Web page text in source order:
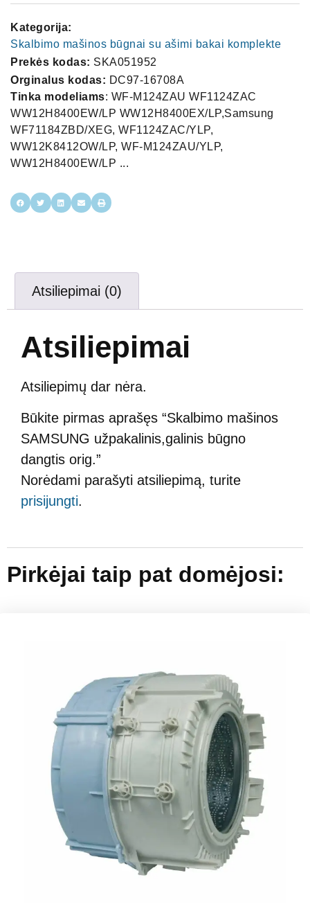
Kategorija:
Skalbimo mašinos būgnai su ašimi bakai komplekte
Prekės kodas: SKA051952
Orginalus kodas: DC97-16708A
Tinka modeliams: WF-M124ZAU WF1124ZAC
WW12H8400EW/LP WW12H8400EX/LP,Samsung
WF71184ZBD/XEG, WF1124ZAC/YLP,
WW12K8412OW/LP, WF-M124ZAU/YLP,
WW12H8400EW/LP ...
Atsiliepimai (0)
Atsiliepimai
Atsiliepimų dar nėra.
Būkite pirmas aprašęs “Skalbimo mašinos
SAMSUNG užpakalinis,galinis būgno
dangtis orig.”
Norėdami parašyti atsiliepimą, turite
prisijungti.
Pirkėjai taip pat domėjosi: